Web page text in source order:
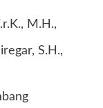
M.H.,
S.H.,